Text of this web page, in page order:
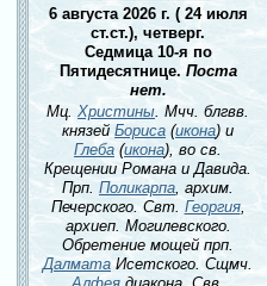
6 августа 2026 г. ( 24 июля
ст.ст.), четверг.
Седмица 10-я по
Пятидесятнице. Поста
нет.
Мц. Христины. Мчч. блгвв.
князей Бориса (икона) и
Глеба (икона), во св.
Крещении Романа и Давида.
Прп. Поликарпа, архим.
Печерского. Свт. Георгия,
архиеп. Могилевского.
Обретение мощей прп.
ДалматаИсетского. Сщмч.